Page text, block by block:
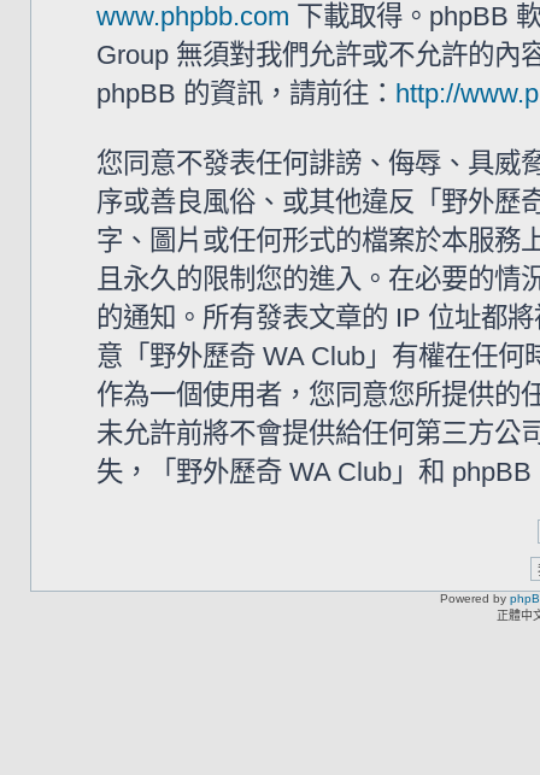
www.phpbb.com 下載取得。phpBB
Group 無須對我們允許或不允許的內
phpBB 的資訊，請前往： http://
您同意不發表任何誹謗、侮辱、具威
序或善良風俗、或其他違反「野外歷
字、圖片或任何形式的檔案於本服務
且永久的限制您的進入。在必要的情
的通知。所有發表文章的 IP 位址都
意「野外歷奇 WA Club」有權在任
作為一個使用者，您同意您所提供的
未允許前將不會提供給任何第三方公
失，「野外歷奇 WA Club」和
Powered by
正體中